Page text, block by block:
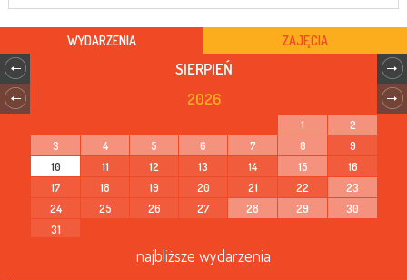
WYDARZENIA ZAJĘCIA
SIERPIEŃ
2026
1
2
3
4 5 6 7 8
9
10
11 12 13 14 15
16
17
18 19 20 21 22
23
24
25 26 27 28 29
30
31
najbliższe wydarzenia